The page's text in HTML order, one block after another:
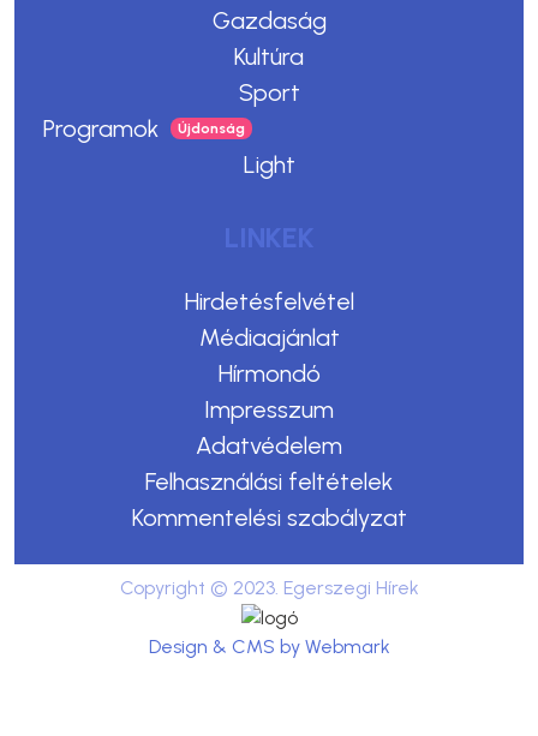
Gazdaság
Kultúra
Sport
Programok
Light
LINKEK
Hirdetésfelvétel
Médiaajánlat
Hírmondó
Impresszum
Adatvédelem
Felhasználási feltételek
Kommentelési szabályzat
Copyright © 2023. Egerszegi Hírek
Design & CMS by Webmark